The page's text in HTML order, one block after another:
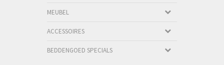
MEUBEL
ACCESSOIRES
BEDDENGOED SPECIALS